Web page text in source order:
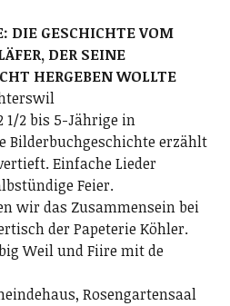
DIE GESCHICHTE VOM
DER SEINE
HERGEBEN WOLLTE
1/2 bis 5-Jährige in
Bilderbuchgeschichte erzählt
Einfache Lieder
Feier.
wir das Zusammensein bei
der Papeterie Köhler.
Weil und Fiire mit de
Rosengartensaal